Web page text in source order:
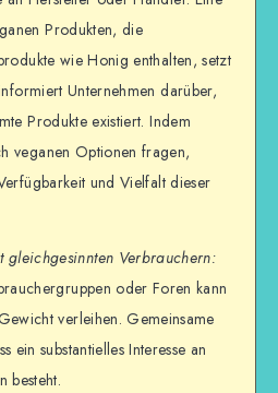
Produkten, die
wie Honig enthalten, setzt
Unternehmen darüber,
Produkte existiert. Indem
veganen Optionen fragen,
und Vielfalt dieser
gleichgesinnten Verbrauchern:
oder Foren kann
verleihen. Gemeinsame
ein substantielles Interesse an
besteht.